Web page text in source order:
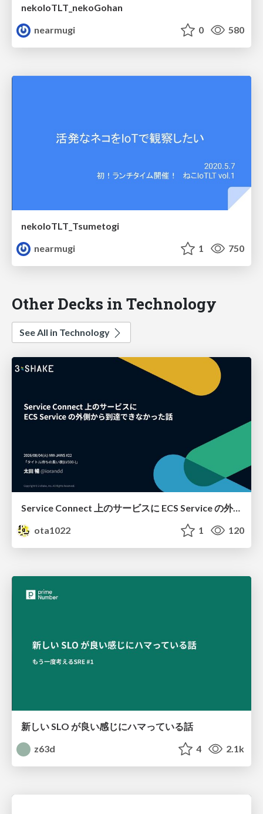
nekoIoTLT_nekoGohan
nearmugi
0 580
nekoIoTLT_Tsumetogi
nearmugi
1 750
Other Decks in Technology
See All in Technology
Service Connect 上のサービスに ECS Service の外側から到達できなかった話
ota1022
1 120
新しい SLO が良い感じにハマっている話
z63d
4 2.1k